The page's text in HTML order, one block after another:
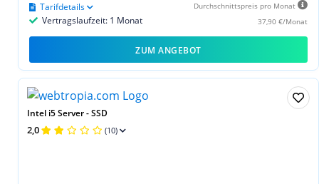
Durchschnittspreis pro Monat
37,90 €/Monat
Vertragslaufzeit: 1 Monat
Tarifdetails
ZUM ANGEBOT
Intel i5 Server - SSD
2,0 (10)